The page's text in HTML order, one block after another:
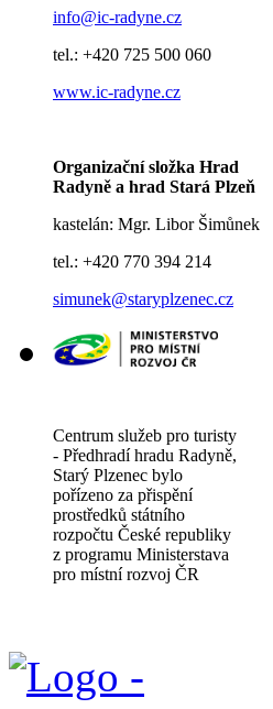
info@ic-radyne.cz
tel.: +420 725 500 060
www.ic-radyne.cz
Organizační složka Hrad
Radyně a hrad Stará Plzeň
kastelán: Mgr. Libor Šimůnek
tel.: +420 770 394 214
simunek@staryplzenec.cz
Centrum služeb pro turisty
- Předhradí hradu Radyně,
Starý Plzenec bylo
pořízeno za přispění
prostředků státního
rozpočtu České republiky
z programu Ministerstava
pro místní rozvoj ČR